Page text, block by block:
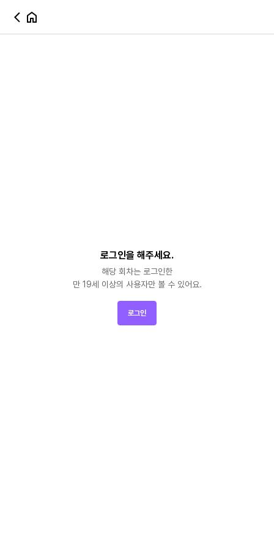
로그인을 해주세요.
해당 회차는 로그인한
만 19세 이상의 사용자만 볼 수 있어요.
로그인